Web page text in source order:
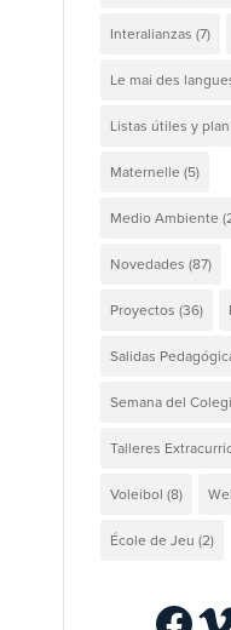
Interalianzas (7)
Le mai des
Listas útiles y
Maternelle (5)
Medio Ambiente
Novedades (87)
Proyectos (36)
Salidas
Semana del
Talleres
Voleibol (8)
École de Jeu (2)